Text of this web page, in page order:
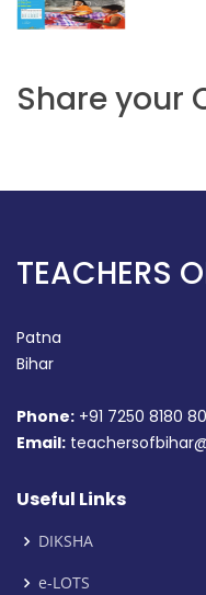
Share your
TEACHERS
Patna
Bihar
Phone: +91 7250 8180 80
Email:
Useful Links
DIKSHA
e-LOTS